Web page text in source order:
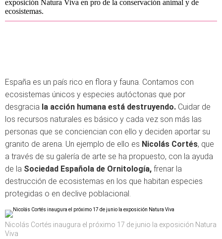
exposición Natura Viva en pro de la conservación animal y de
ecosistemas.
España es un país rico en flora y fauna. Contamos con
ecosistemas únicos y especies autóctonas que por
desgracia la acción humana está destruyendo. Cuidar de
los recursos naturales es básico y cada vez son más las
personas que se conciencian con ello y deciden aportar su
granito de arena. Un ejemplo de ello es Nicolás Cortés, que
a través de su galería de arte se ha propuesto, con la ayuda
de la Sociedad Española de Ornitología, frenar la
destrucción de ecosistemas en los que habitan especies
protegidas o en declive poblacional.
Nicolás Cortés inaugura el próximo 17 de junio la exposición Natura
Viva